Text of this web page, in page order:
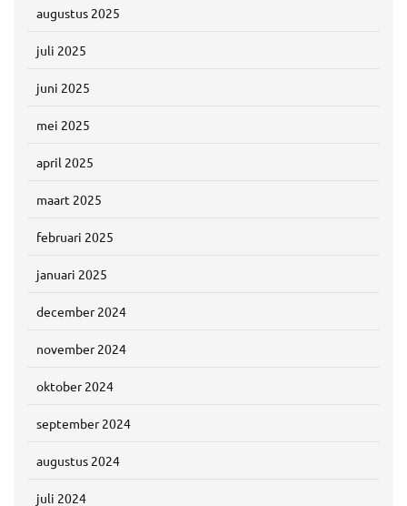
augustus 2025
juli 2025
juni 2025
mei 2025
april 2025
maart 2025
februari 2025
januari 2025
december 2024
november 2024
oktober 2024
september 2024
augustus 2024
juli 2024